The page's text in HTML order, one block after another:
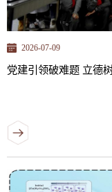
2026-07-09